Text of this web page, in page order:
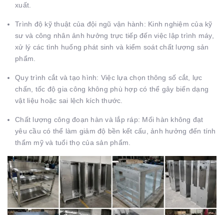
xuất.
Trình độ kỹ thuật của đội ngũ vận hành: Kinh nghiệm của kỹ
sư và công nhân ảnh hưởng trực tiếp đến việc lập trình máy,
xử lý các tình huống phát sinh và kiểm soát chất lượng sản
phẩm.
Quy trình cắt và tạo hình: Việc lựa chọn thông số cắt, lực
chấn, tốc độ gia công không phù hợp có thể gây biến dạng
vật liệu hoặc sai lệch kích thước.
Chất lượng công đoạn hàn và lắp ráp: Mối hàn không đạt
yêu cầu có thể làm giảm độ bền kết cấu, ảnh hưởng đến tính
thẩm mỹ và tuổi thọ của sản phẩm.